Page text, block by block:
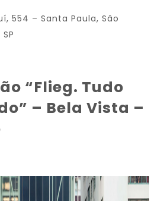
554 – Santa Paula, São
“Flieg. Tudo
– Bela Vista –